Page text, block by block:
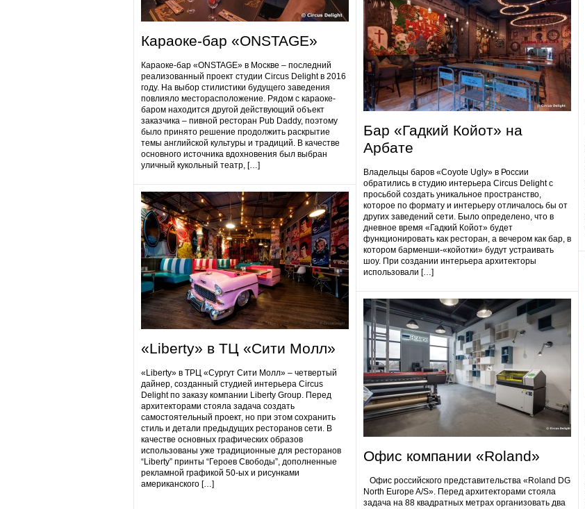
Караоке-бар «ONSTAGE»
Караоке-бар «ONSTAGE» в Москве – последний
реализованный проект студии Circus Delight в 2016
году. На выбор стилистики будущего заведения
повлияло месторасположение. Рядом с караоке-
баром находится другой действующий объект
заказчика – пивной ресторан Pub Daddy​, поэтому
было принято решение продолжить раскрытие
темы английской культуры и традиций. В качестве
основного источника вдохновения был выбран
уличный кукольный театр, […]
«Liberty» в ТЦ «Сити Молл»
«Liberty» в ТРЦ «Сургут Сити Молл» – четвертый
дайнер, созданный студией интерьера Circus
Delight по заказу компании Liberty Group. Перед
архитекторами стояла задача создать
самостоятельный проект, но при этом сохранить
стиль и детали предыдущих ресторанов сети. В
качестве основных графических образов
использованы уже традиционные для ресторанов
“Liberty” принты “Героев Свободы”, дополненные
рекламной графикой 50-ых и рисунками
американского […]
Бар «Гадкий Койот» на
Арбате
Владельцы баров «Coyote Ugly» в России
обратились в студию интерьера Circus Delight с
просьбой создать уникальное пространство,
которое по формату и интерьеру отличалось бы от
других заведений сети. Было определено, что в
дневное время «Гадкий Койот» будет
функционировать как ресторан, а вечером как бар, в
котором барменши-«койотки» будут устраивать
шоу. При создании интерьера архитекторы
использовали […]
Офис компании «Roland»
Офис российского представительства «Roland DG
North Europe A/S». Перед архитекторами стояла
задача на 88 квадратных метрах организовать два